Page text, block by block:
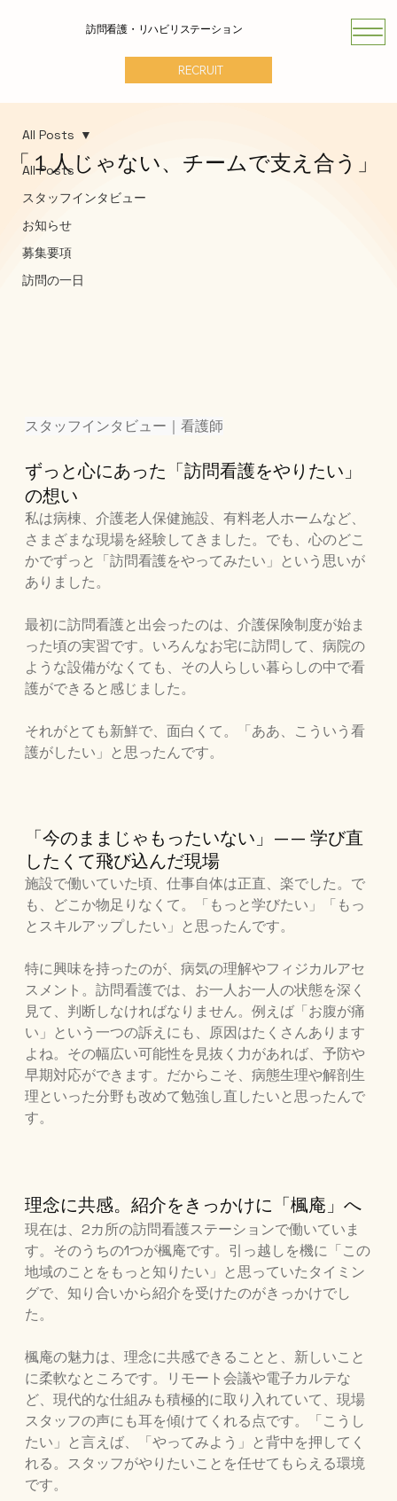
訪問看護・リハビリステーション
RECRUIT
All Posts
スタッフインタビュー
お知らせ
募集要項
訪問の一日
All Posts
「１人じゃない、チームで支え合う」
スタッフインタビュー｜看護師
ずっと心にあった「訪問看護をやりたい」
の想い
私は病棟、介護老人保健施設、有料老人ホームなど、
さまざまな現場を経験してきました。でも、心のどこ
かでずっと「訪問看護をやってみたい」という思いが
ありました。
最初に訪問看護と出会ったのは、介護保険制度が始ま
った頃の実習です。いろんなお宅に訪問して、病院の
ような設備がなくても、その人らしい暮らしの中で看
護ができると感じました。
それがとても新鮮で、面白くて。「ああ、こういう看
護がしたい」と思ったんです。
「今のままじゃもったいない」—— 学び直
したくて飛び込んだ現場
施設で働いていた頃、仕事自体は正直、楽でした。で
も、どこか物足りなくて。「もっと学びたい」「もっ
とスキルアップしたい」と思ったんです。
特に興味を持ったのが、病気の理解やフィジカルアセ
スメント。訪問看護では、お一人お一人の状態を深く
見て、判断しなければなりません。例えば「お腹が痛
い」という一つの訴えにも、原因はたくさんあります
よね。その幅広い可能性を見抜く力があれば、予防や
早期対応ができます。だからこそ、病態生理や解剖生
理といった分野も改めて勉強し直したいと思ったんで
す。
理念に共感。紹介をきっかけに「楓庵」へ
現在は、2カ所の訪問看護ステーションで働いていま
す。そのうちの1つが楓庵です。引っ越しを機に「この
地域のことをもっと知りたい」と思っていたタイミン
グで、知り合いから紹介を受けたのがきっかけでし
た。
楓庵の魅力は、理念に共感できることと、新しいこと
に柔軟なところです。リモート会議や電子カルテな
ど、現代的な仕組みも積極的に取り入れていて、現場
スタッフの声にも耳を傾けてくれる点です。「こうし
たい」と言えば、「やってみよう」と背中を押してく
れる。スタッフがやりたいことを任せてもらえる環境
です。